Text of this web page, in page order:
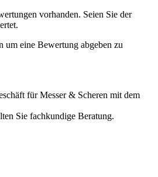
vorhanden. Seien Sie der
um eine Bewertung abgeben zu
für Messer & Scheren mit dem
Sie fachkundige Beratung.